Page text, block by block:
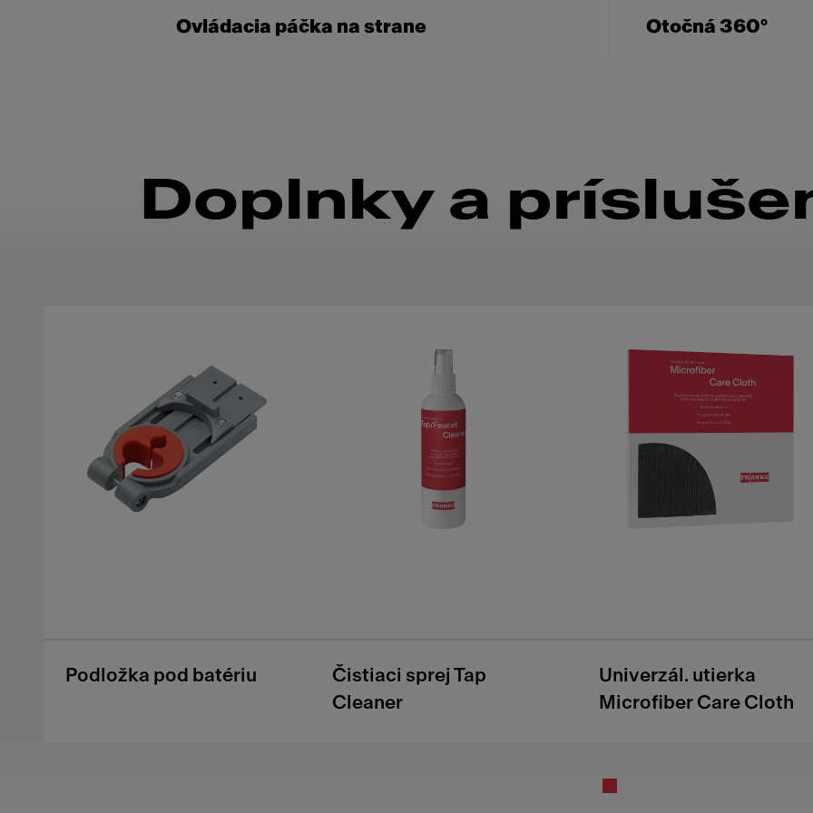
Ovládacia páčka na strane Otočná 360°
Doplnky a
Podložka pod batériu
Čistiaci sprej Tap
Cleaner
Univerzál. utierka
Microfiber Care Cloth